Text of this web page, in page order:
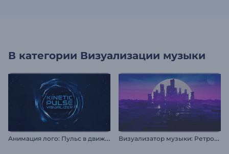
В категории Визуализации музыки
А
нимация лого: Пульс в движении В
изуализатор музыки: Ретрофутуризм